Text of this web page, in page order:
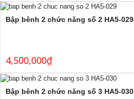
Bập bênh 2 chức năng số 2 HA5-029
4,500,000₫
Bập bênh 2 chức năng số 3 HA5-030